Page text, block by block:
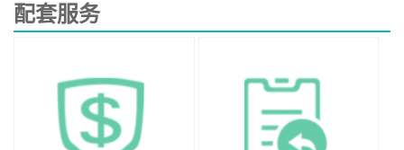
配套服务